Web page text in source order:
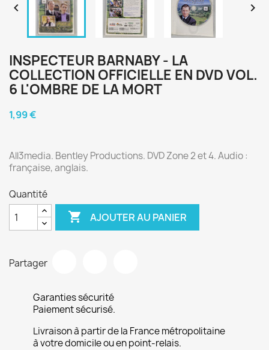
 
INSPECTEUR BARNABY - LA
COLLECTION OFFICIELLE EN DVD VOL.
6 L'OMBRE DE LA MORT
1,99 €
All3media. Bentley Productions. DVD Zone 2 et 4. Audio :
française, anglais.
Quantité
 AJOUTER AU PANIER
Partager
Garanties sécurité
Paiement sécurisé.
Livraison à partir de la France métropolitaine
à votre domicile ou en point-relais.